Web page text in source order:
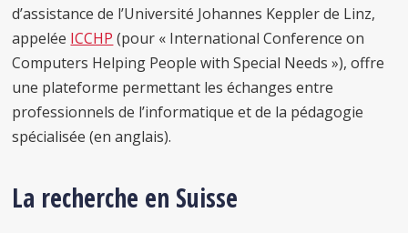
d’assistance de l’Université Johannes Keppler de Linz,
appelée ICCHP (pour « International Conference on
Computers Helping People with Special Needs »), offre
une plateforme permettant les échanges entre
professionnels de l’informatique et de la pédagogie
spécialisée (en anglais).
La recherche en Suisse